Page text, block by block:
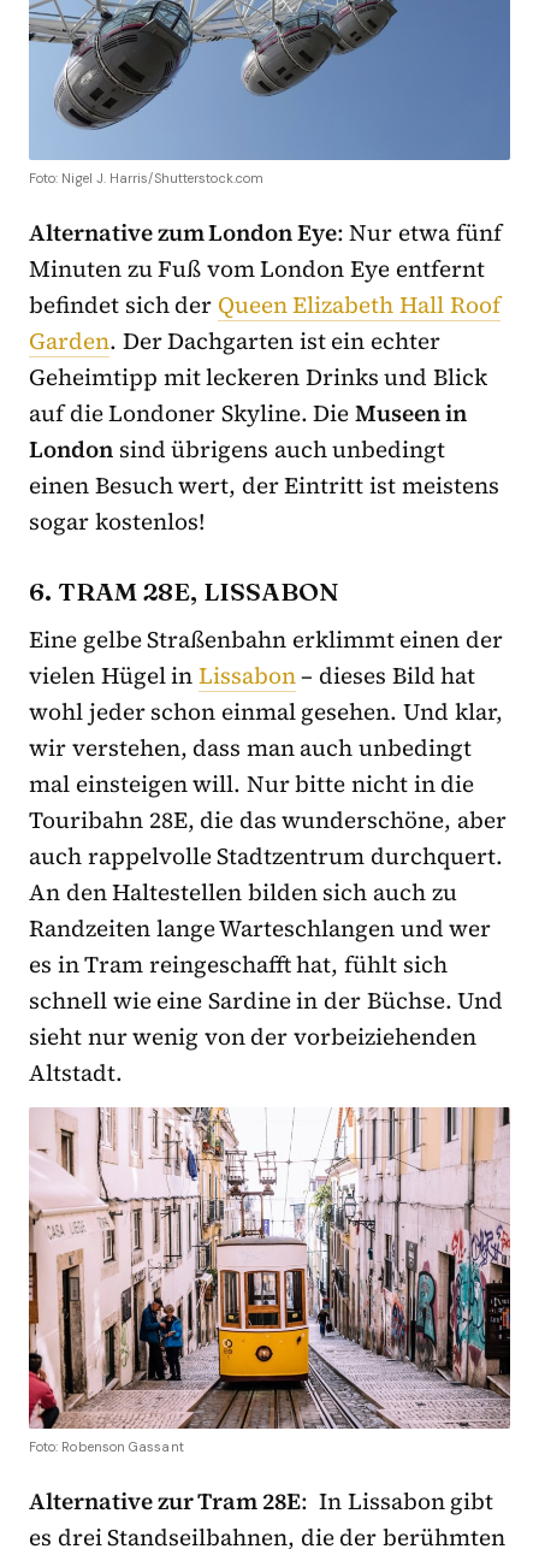
Foto: Nigel J. Harris/Shutterstock.com
Alternative zum London Eye: Nur etwa fünf
Minuten zu Fuß vom London Eye entfernt
befindet sich der Queen Elizabeth Hall Roof
Garden. Der Dachgarten ist ein echter
Geheimtipp mit leckeren Drinks und Blick
auf die Londoner Skyline. DieMuseen in
London sind übrigens auch unbedingt
einen Besuch wert, der Eintritt ist meistens
sogar kostenlos!
6. TRAM 28E, LISSABON
Eine gelbe Straßenbahn erklimmt einen der
vielen Hügel inLissabon– dieses Bild hat
wohl jeder schon einmal gesehen. Und klar,
wir verstehen, dass man auch unbedingt
mal einsteigen will. Nur bitte nicht in die
Touribahn 28E, die das wunderschöne, aber
auch rappelvolle Stadtzentrum durchquert.
An den Haltestellen bilden sich auch zu
Randzeiten lange Warteschlangen und wer
es in Tram reingeschafft hat, fühlt sich
schnell wie eine Sardine in der Büchse. Und
sieht nur wenig von der vorbeiziehenden
Altstadt.
Foto: Robenson Gassant
Alternative zur Tram 28E: In Lissabon gibt
es drei Standseilbahnen, die der berühmten